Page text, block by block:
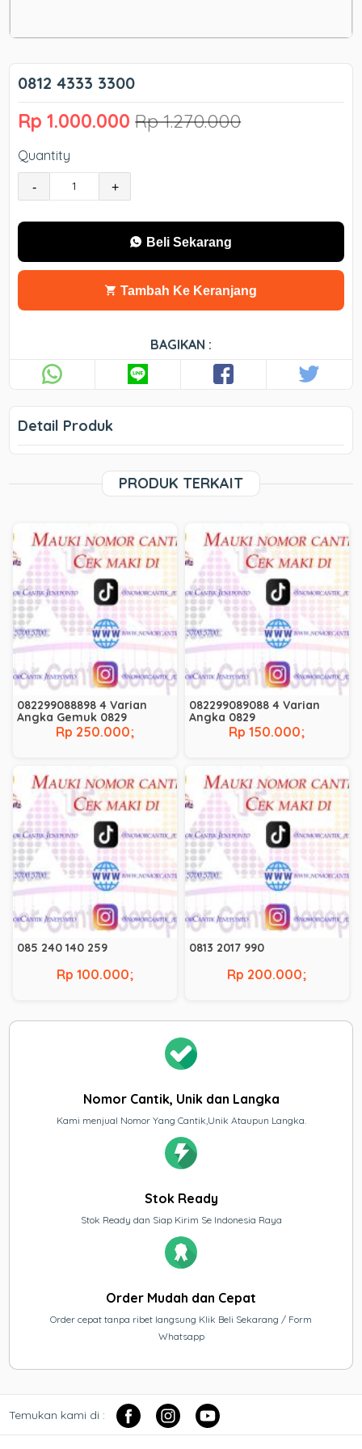
0812 4333 3300
Rp 1.000.000 Rp 1.270.000
Quantity
- +
Beli Sekarang
Tambah Ke Keranjang
BAGIKAN :
Detail Produk
PRODUK TERKAIT
082299088898 4 Varian
Angka Gemuk 0829
Rp 250.000;
082299089088 4 Varian
Angka 0829
Rp 150.000;
085 240 140 259
Rp 100.000;
0813 2017 990
Rp 200.000;
Nomor Cantik, Unik dan Langka
Kami menjual Nomor Yang Cantik,Unik Ataupun Langka.
Stok Ready
Stok Ready dan Siap Kirim Se Indonesia Raya
Order Mudah dan Cepat
Order cepat tanpa ribet langsung Klik Beli Sekarang / Form
Whatsapp
Temukan kami di :